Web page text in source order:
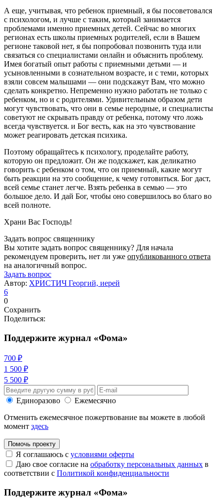
А еще, учитывая, что ребенок приемный, я бы посоветовался
с психологом, и лучше с таким, который занимается
проблемами именно приемных детей. Сейчас во многих
регионах есть школы приемных родителей, если в Вашем
регионе таковой нет, я бы попробовал позвонить туда или
связаться со специалистами онлайн и объяснить проблему.
Имея богатый опыт работы с приемными детьми — и
усыновленными в сознательном возрасте, и с теми, которых
взяли совсем малышами — они подскажут Вам, что можно
сделать конкретно. Непременно нужно работать не только с
ребенком, но и с родителями. Удивительным образом дети
могут чувствовать, что они в семье неродные, и специалисты
советуют не скрывать правду от ребенка, потому что ложь
всегда чувствуется. и Бог весть, как на это чувствование
может реагировать детская психика.
Поэтому обращайтесь к психологу, проделайте работу,
которую он предложит. Он же подскажет, как деликатно
говорить с ребенком о том, что он приемный, какие могут
быть реакции на это сообщение, к чему готовиться. Бог даст,
всей семье станет легче. Взять ребенка в семью — это
большое дело. И дай Бог, чтобы оно совершилось во благо во
всей полноте.
Храни Вас Господь!
Задать вопрос священнику
Вы хотите задать вопрос священнику? Для начала
рекомендуем проверить, нет ли уже опубликованного ответа
на аналогичный вопрос.
Задать вопрос
Автор: ХРИСТИЧ Георгий, иерей
6
0
Сохранить
Поделиться:
Поддержите журнал «Фома»
700 ₽
1 500 ₽
5 500 ₽
Единоразово
Ежемесячно
Отменить ежемесячное пожертвование вы можете в любой
момент здесь
Помочь проекту
Я соглашаюсь с условиями оферты
Даю свое согласие на обработку персональных данных в
соответствии с Политикой конфиденциальности
Поддержите журнал «Фома»